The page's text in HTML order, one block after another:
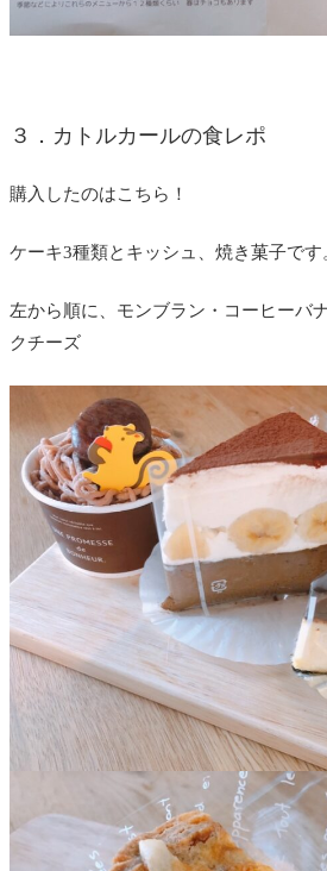
３．カトルカールの食レポ
購入したのはこちら！
ケーキ3種類とキッシュ、焼き菓子です
左から順に、モンブラン・コーヒーバ
クチーズ